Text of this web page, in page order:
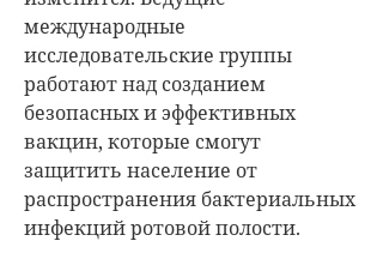
международные
исследовательские группы
работают над созданием
безопасных и эффективных
вакцин, которые смогут
защитить население от
распространения бактериальных
инфекций ротовой полости.